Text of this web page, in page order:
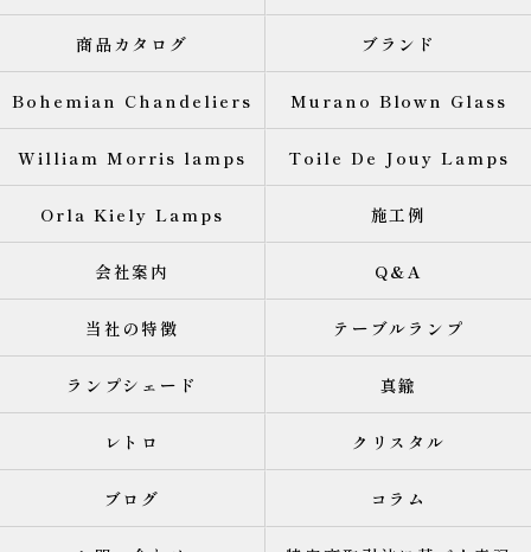
商品カタログ ブランド
Bohemian Chandeliers Murano Blown Glass
William Morris lamps Toile De Jouy Lamps
Orla Kiely Lamps 施工例
会社案内 Q&A
当社の特徴 テーブルランプ
ランプシェード 真鍮
レトロ クリスタル
ブログ コラム